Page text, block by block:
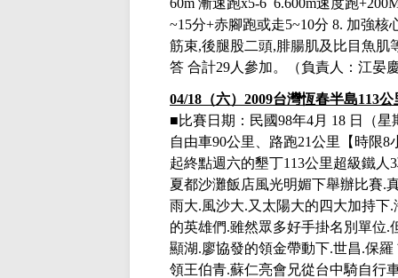
60m 漸速跑x5-6 6.600m速度跑
~15分+赤腳跑或走5~10分 8. 加強核
筋束,後腿股二頭,腓腸肌及比目魚肌
答 合計29人參加。 （負責人：江晏
04/18 （六） 2009台灣恆春半島113公
■比賽日期：民國98年4月 18 日（星
自由車90公里、路跑21公里【時限8
起終點週六的墾丁113公里超級鐵人 3
夏都沙灘飯店風光明媚下舉辦比賽.
雨大.風沙大.又太陽大的四大加持下.
的英雄們.雖然眾多好手掛名別單位.
顯湖. 廖協發的領金帶動下.世昌.保羅
領王伯青.蘇仁亮會兄從台中騎自行